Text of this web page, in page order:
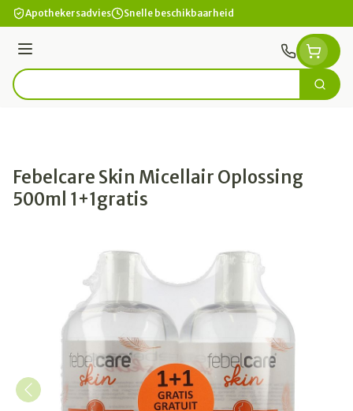
Ga naar de inhoud
Apothekersadvies Snelle beschikbaarheid
Menu
Product, merk, categorie... Zoek
Febelcare Skin Micellair Oplossing
500ml 1+1gratis